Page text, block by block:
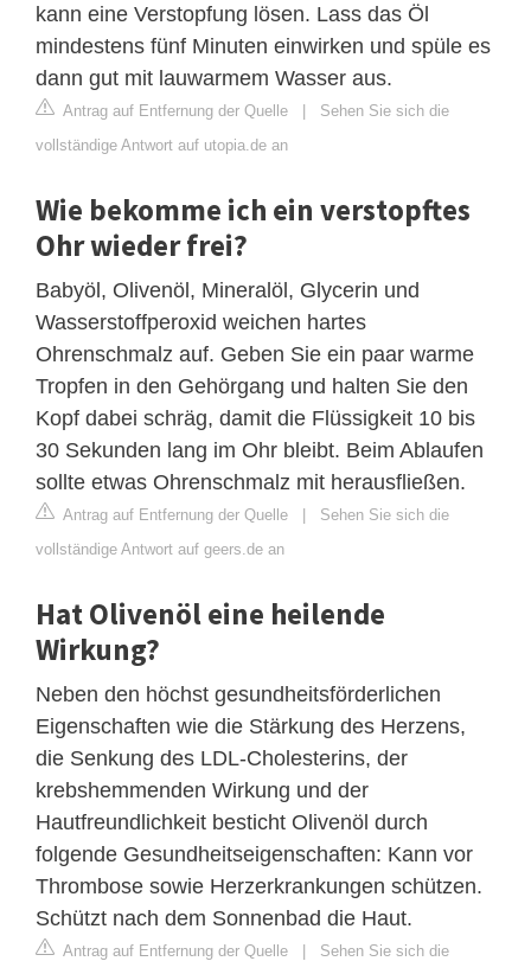
kann eine Verstopfung lösen. Lass das Öl
mindestens fünf Minuten einwirken und spüle es
dann gut mit lauwarmem Wasser aus.
Antrag auf Entfernung der Quelle | Sehen Sie sich die
vollständige Antwort auf utopia.de an
Wie bekomme ich ein verstopftes
Ohr wieder frei?
Babyöl, Olivenöl, Mineralöl, Glycerin und
Wasserstoffperoxid weichen hartes
Ohrenschmalz auf. Geben Sie ein paar warme
Tropfen in den Gehörgang und halten Sie den
Kopf dabei schräg, damit die Flüssigkeit 10 bis
30 Sekunden lang im Ohr bleibt. Beim Ablaufen
sollte etwas Ohrenschmalz mit herausfließen.
Antrag auf Entfernung der Quelle | Sehen Sie sich die
vollständige Antwort auf geers.de an
Hat Olivenöl eine heilende
Wirkung?
Neben den höchst gesundheitsförderlichen
Eigenschaften wie die Stärkung des Herzens,
die Senkung des LDL-Cholesterins, der
krebshemmenden Wirkung und der
Hautfreundlichkeit besticht Olivenöl durch
folgende Gesundheitseigenschaften: Kann vor
Thrombose sowie Herzerkrankungen schützen.
Schützt nach dem Sonnenbad die Haut.
Antrag auf Entfernung der Quelle | Sehen Sie sich die